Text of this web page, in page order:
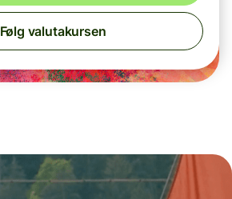
Følg valutakursen